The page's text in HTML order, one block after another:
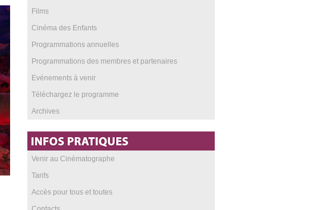
Films
Cinéma des Enfants
Programmations annuelles
Programmations des membres et partenaires
Evénements à venir
Téléchargez le programme
Archives
Venir au Cinématographe
Tarifs
Accès pour tous et toutes